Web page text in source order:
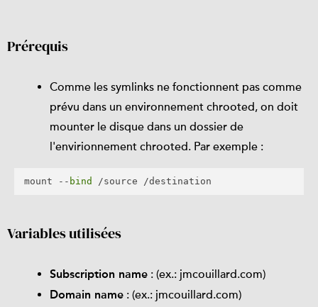
Prérequis
Comme les symlinks ne fonctionnent pas comme
prévu dans un environnement chrooted, on doit
mounter le disque dans un dossier de
l'envirionnement chrooted. Par exemple :
mount -- bind
Variables utilisées
Subscription name : (ex.: jmcouillard.com)
Domain name : (ex.: jmcouillard.com)